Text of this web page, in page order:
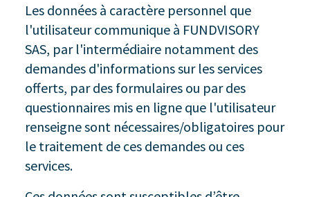
Les données à caractère personnel que
l'utilisateur communique à FUNDVISORY
SAS, par l'intermédiaire notamment des
demandes d'informations sur les services
offerts, par des formulaires ou par des
questionnaires mis en ligne que l'utilisateur
renseigne sont nécessaires/obligatoires pour
le traitement de ces demandes ou ces
services.